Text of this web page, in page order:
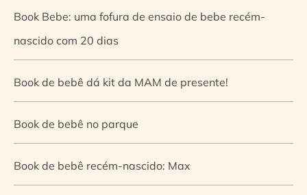
Book Bebe: uma fofura de ensaio de bebe recém-
nascido com 20 dias
Book de bebê dá kit da MAM de presente!
Book de bebê no parque
Book de bebê recém-nascido: Max